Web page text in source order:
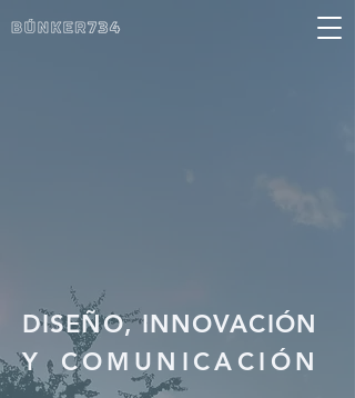
DISEÑO, INNOVACIÓN
Y COMUNICACIÓN